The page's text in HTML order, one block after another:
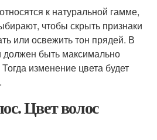
к натуральной гамме,
чтобы скрыть признаки
или освежить тон прядей. В
должен быть максимально
изменение цвета будет
Цвет волос